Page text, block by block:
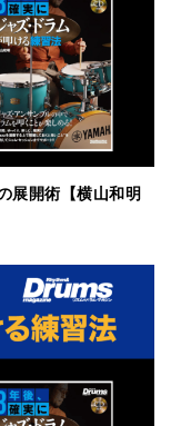
展開術【横山和明